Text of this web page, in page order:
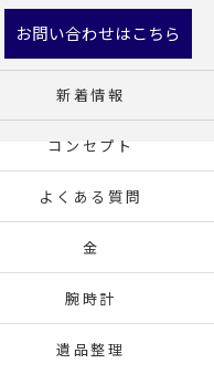
お問い合わせはこちら
新着情報
コンセプト
よくある質問
金
腕時計
遺品整理